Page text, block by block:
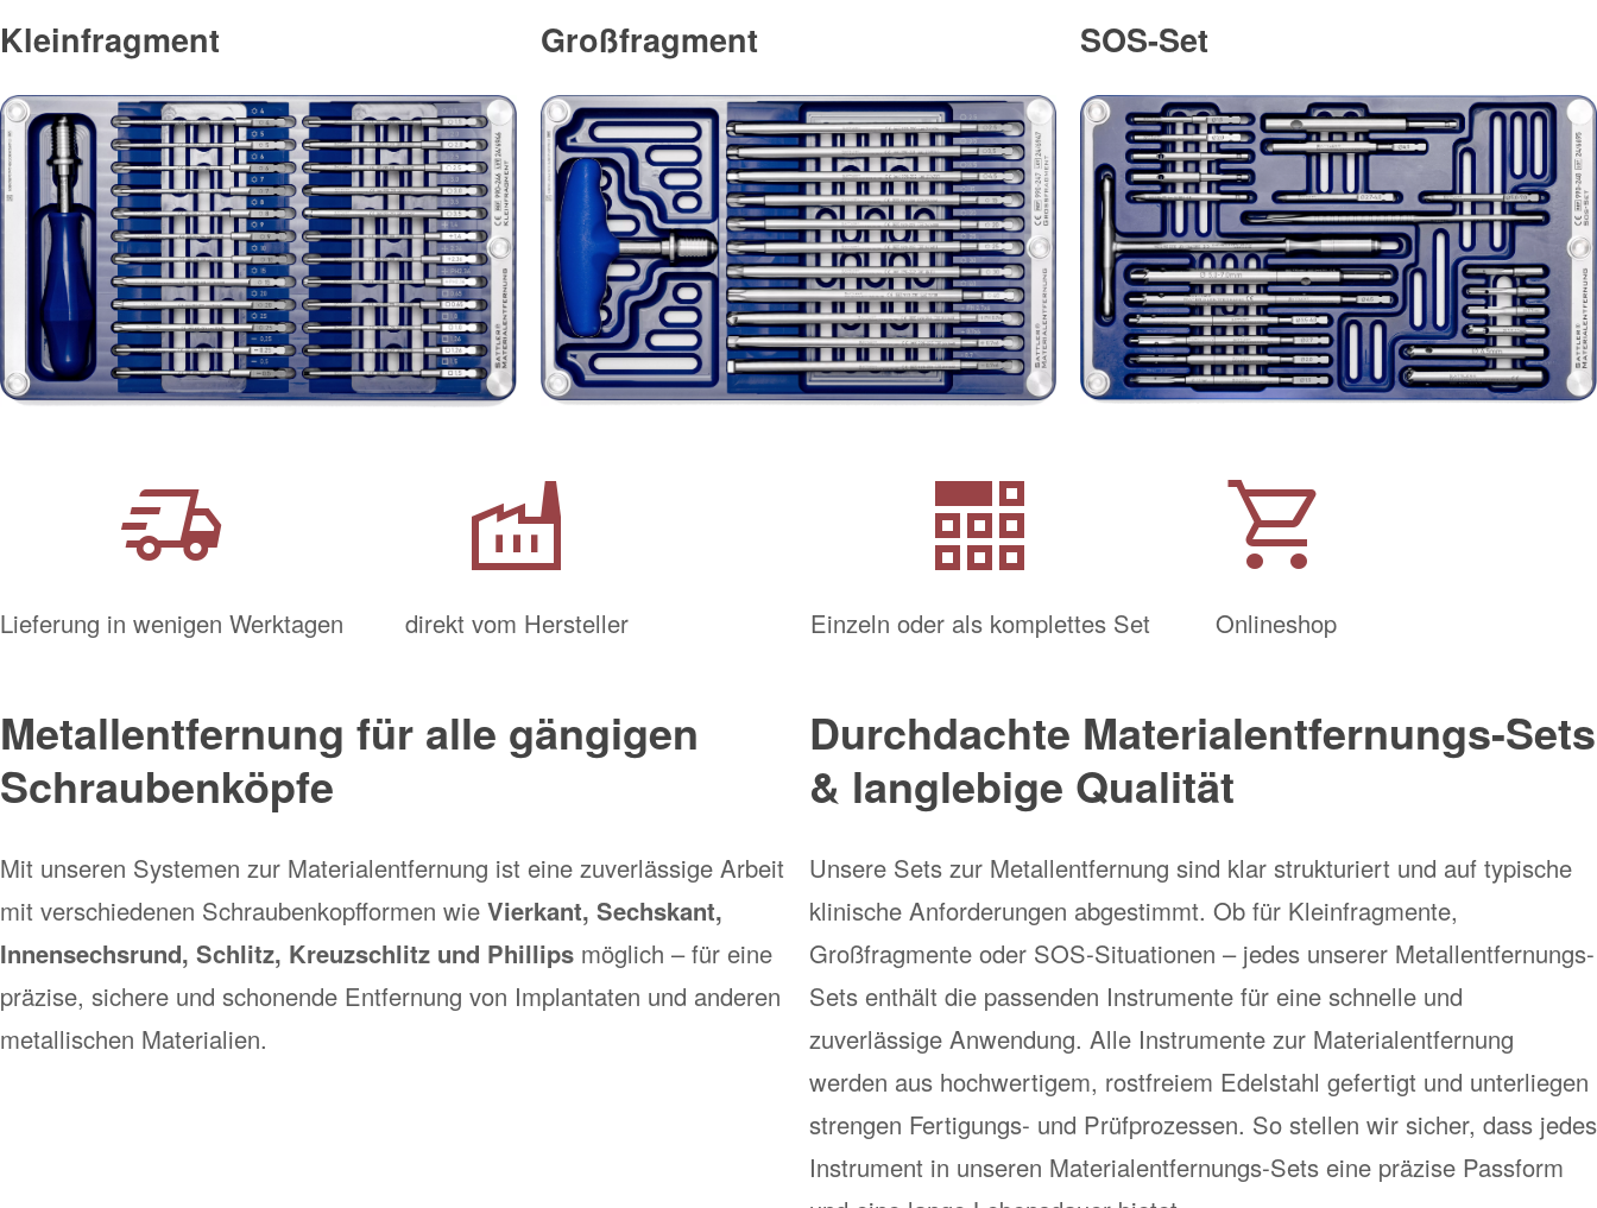
Kleinfragment
Bild
Großfragment
Bild
SOS-Set
Bild
delivery_truck_speed
Lieferung in wenigen Werktagen
factory
direkt vom Hersteller
widget_medium
Einzeln oder als komplettes Set
shopping_cart
Onlineshop
Metallentfernung für alle gängigen
Schraubenköpfe
Mit unseren Systemen zur Materialentfernung ist eine zuverlässige Arbeit
mit verschiedenen Schraubenkopfformen wie Vierkant, Sechskant,
Innensechsrund, Schlitz, Kreuzschlitz und Phillips möglich – für eine
präzise, sichere und schonende Entfernung von Implantaten und anderen
metallischen Materialien.
Durchdachte Materialentfernungs-Sets
& langlebige Qualität
Unsere Sets zur Metallentfernung sind klar strukturiert und auf typische
klinische Anforderungen abgestimmt. Ob für Kleinfragmente,
Großfragmente oder SOS-Situationen – jedes unserer Metallentfernungs-
Sets enthält die passenden Instrumente für eine schnelle und
zuverlässige Anwendung. Alle Instrumente zur Materialentfernung
werden aus hochwertigem, rostfreiem Edelstahl gefertigt und unterliegen
strengen Fertigungs- und Prüfprozessen. So stellen wir sicher, dass jedes
Instrument in unseren Materialentfernungs-Sets eine präzise Passform